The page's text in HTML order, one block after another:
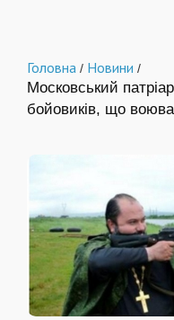
Головна / Новини /
Московський
бойовиків, що